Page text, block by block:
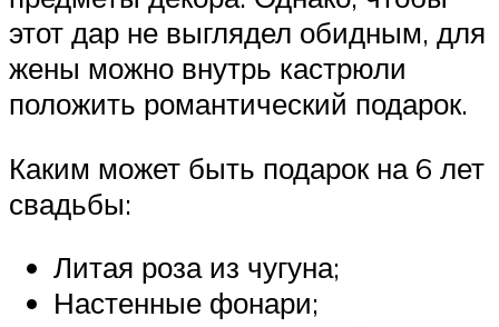
этот дар не выглядел обидным, для
жены можно внутрь кастрюли
положить романтический подарок.
Каким может быть подарок на 6 лет
свадьбы:
Литая роза из чугуна;
Настенные фонари;